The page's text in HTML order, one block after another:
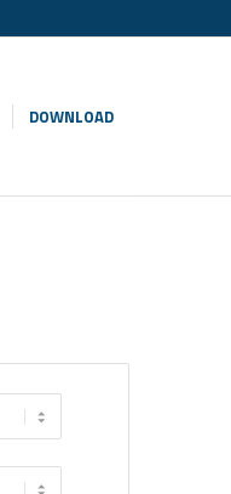
DOWNLOAD